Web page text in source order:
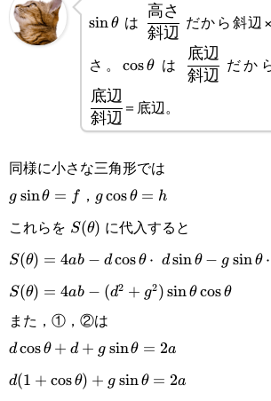
\sin\theta
sinθは \cfrac{高
さ}{斜
辺}
斜辺
高さ
だから斜辺×
さ。 \cos\theta
cosθは
辺}}{\text{
斜辺
底辺
だか
斜辺
底辺
＝底辺。
同様に小さな三角形では
g\sin\theta=f
g sinθ = f ， g\cos\theta=h
g cosθ = h
これらを S(\theta)
S(θ) に代入すると
S(\theta)=4ab-
d\cos\theta\cdot d\sin\theta-
g\sin\theta\cdot g\cos\theta
S(θ) = 4ab − dcosθ ⋅ dsinθ − g sinθ ⋅
S(\theta)=4ab-
(d^2+g^2)\sin\theta\cos\theta
S(θ) = 4ab − (d2 + g2) sinθ cosθ
また，①，②は
d\cos\theta+d+g\sin\theta=2a
dcosθ + d + g sinθ = 2a
d(1+\cos\theta)+g\sin\theta=2a
d(1 + cosθ) + g sin θ = 2a